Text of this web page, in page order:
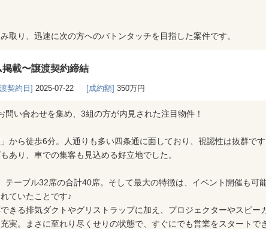
取り、迅速に次の方へのバトンタッチを目指した案件です。
載〜譲渡契約締結
契約日] 2025-07-22 [成約額] 350万円
問い合わせを集め、3組の方が内見された注目物件！
から徒歩6分。人通りも多い四条通に面しており、視認性は抜群で
あり、車での集客も見込める好立地でした。
テーブル32席の合計40席。そして最大の特徴は、イベント開催も可
ていたことです♪
きる排気ダクトやグリストラップに加え、プロジェクターやスピー
実。まさに至れり尽くせりの状態で、すぐにでも営業をスタートで